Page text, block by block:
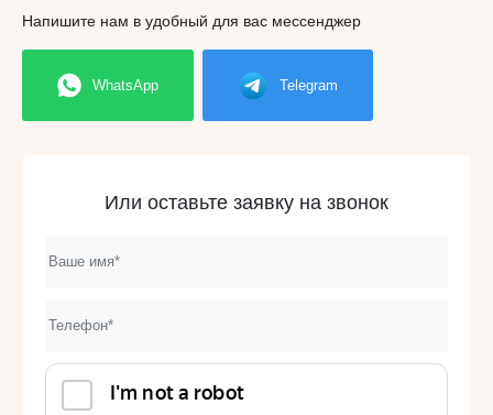
Напишите нам в удобный для вас мессенджер
WhatsApp Telegram
Или оставьте заявку на звонок